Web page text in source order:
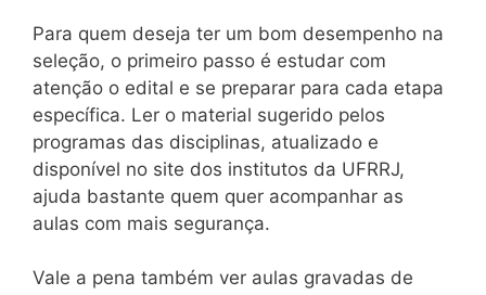
Para quem deseja ter um bom desempenho na
seleção, o primeiro passo é estudar com
atenção o edital e se preparar para cada etapa
específica. Ler o material sugerido pelos
programas das disciplinas, atualizado e
disponível no site dos institutos da UFRRJ,
ajuda bastante quem quer acompanhar as
aulas com mais segurança.
Vale a pena também ver aulas gravadas de